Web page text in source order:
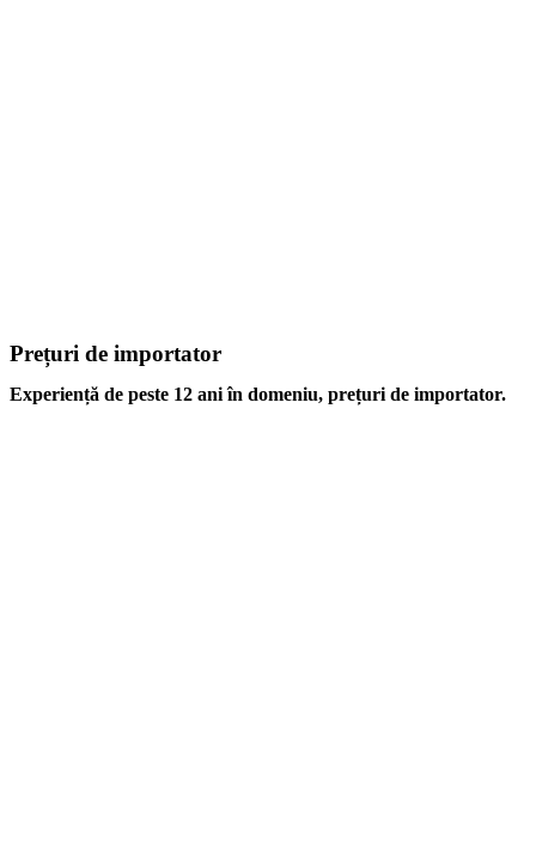
Prețuri de importator
Experiență de peste 12 ani în domeniu, prețuri de importator.